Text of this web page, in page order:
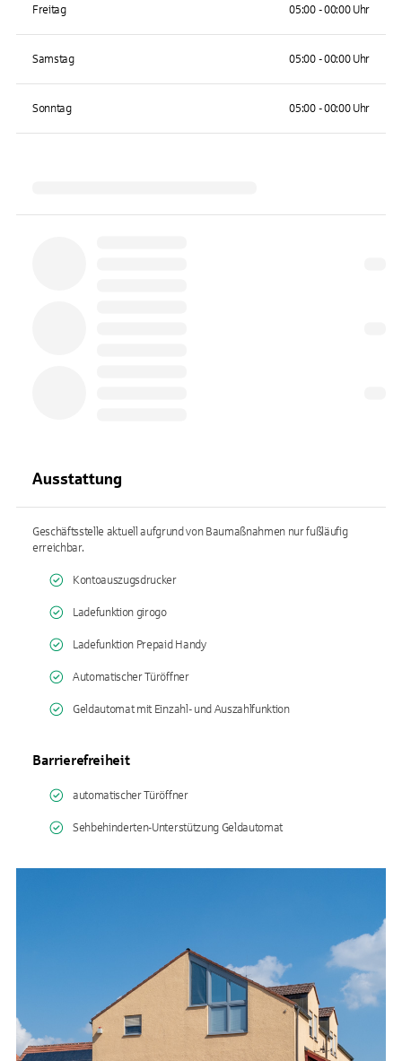
Freitag 05:00 - 00:00 Uhr
Samstag 05:00 - 00:00 Uhr
Sonntag 05:00 - 00:00 Uhr
Ausstattung
Geschäftsstelle aktuell aufgrund von Baumaßnahmen nur fußläufig
erreichbar.
Kontoauszugsdrucker
Ladefunktion girogo
Ladefunktion Prepaid Handy
Automatischer Türöffner
Geldautomat mit Einzahl- und Auszahlfunktion
Barrierefreiheit
automatischer Türöffner
Sehbehinderten-Unterstützung Geldautomat